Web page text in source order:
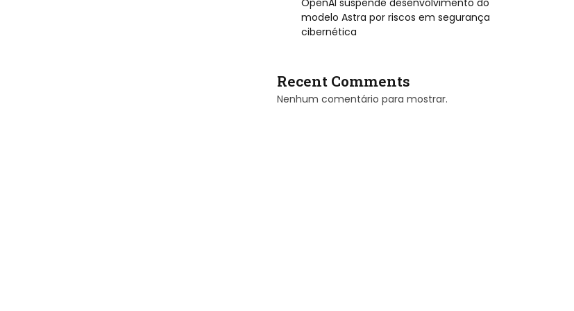
OpenAI suspende desenvolvimento do
modelo Astra por riscos em segurança
cibernética
Recent Comments
Nenhum comentário para mostrar.